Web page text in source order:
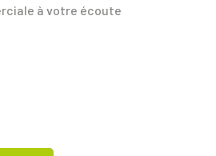
à votre écoute